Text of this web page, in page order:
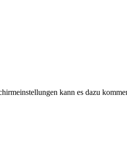
kann es dazu